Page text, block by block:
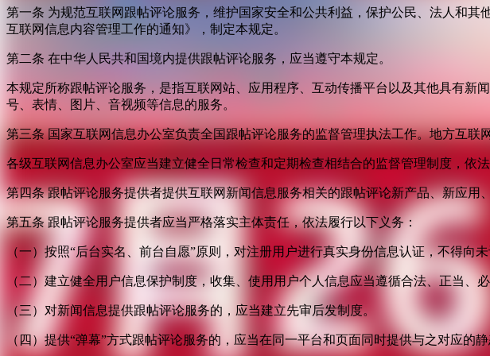
第一条 为规范互联网跟帖评论服务，维护国家安全和公共利益，保护公民、法人和
互联网信息内容管理工作的通知》，制定本规定。
第二条 在中华人民共和国境内提供跟帖评论服务，应当遵守本规定。
本规定所称跟帖评论服务，是指互联网站、应用程序、互动传播平台以及其他具有新
号、表情、图片、音视频等信息的服务。
第三条 国家互联网信息办公室负责全国跟帖评论服务的监督管理执法工作。地方互
各级互联网信息办公室应当建立健全日常检查和定期检查相结合的监督管理制度，依
第四条 跟帖评论服务提供者提供互联网新闻信息服务相关的跟帖评论新产品、新应
第五条 跟帖评论服务提供者应当严格落实主体责任，依法履行以下义务：
（一）按照“后台实名、前台自愿”原则，对注册用户进行真实身份信息认证，不得向
（二）建立健全用户信息保护制度，收集、使用用户个人信息应当遵循合法、正当
（三）对新闻信息提供跟帖评论服务的，应当建立先审后发制度。
（四）提供“弹幕”方式跟帖评论服务的，应当在同一平台和页面同时提供与之对应的